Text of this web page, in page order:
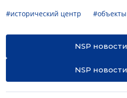
#исторический центр
#объекты
NSP
NSP